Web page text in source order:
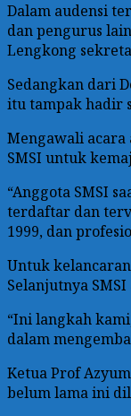
Dalam audensi
dan pengurus
Lengkong
Sedangkan dari
itu tampak hadir
Mengawali acara
SMSI untuk
“Anggota SMSI
terdaftar dan
1999, dan
Untuk
Selanjutnya
“Ini langkah
dalam
Ketua Prof
belum lama ini